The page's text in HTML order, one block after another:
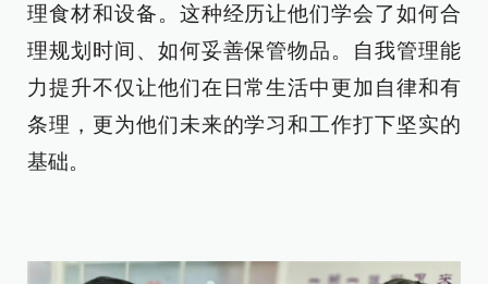
理食材和设备。这种经历让他们学会了如何合
理规划时间、如何妥善保管物品。自我管理能
力提升不仅让他们在日常生活中更加自律和有
条理，更为他们未来的学习和工作打下坚实的
基础。